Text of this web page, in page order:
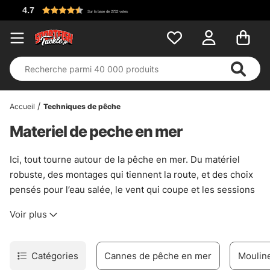
Accueil Techniques de pêche
Materiel de peche en mer
Ici, tout tourne autour de la pêche en mer. Du matériel
robuste, des montages qui tiennent la route, et des choix
pensés pour l’eau salée, le vent qui coupe et les sessions
donc les nouveautés arrivent souvent sans faire de bruit.
Cette catégorie rassemble de quoi préparer une sortie
sérieuse, que ce soit depuis le bord, en bateau ou sur des
Voir plus
Catégories Cannes de pêche en mer